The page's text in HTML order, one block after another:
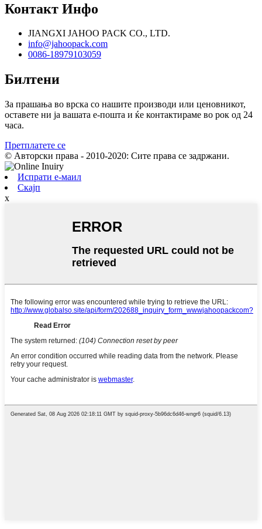
Контакт Инфо
JIANGXI JAHOO PACK CO., LTD.
info@jahoopack.com
0086-18979103059
Билтени
За прашања во врска со нашите производи или ценовникот,
оставете ни ја вашата е-пошта и ќе контактираме во рок од 24
часа.
Претплатете се
© Авторски права - 2010-2020: Сите права се задржани.
Испрати е-маил
Скајп
x